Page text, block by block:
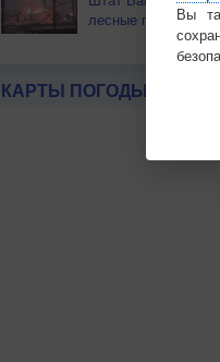
лесные пожары
КАРТЫ ПОГОДЫ
Вы